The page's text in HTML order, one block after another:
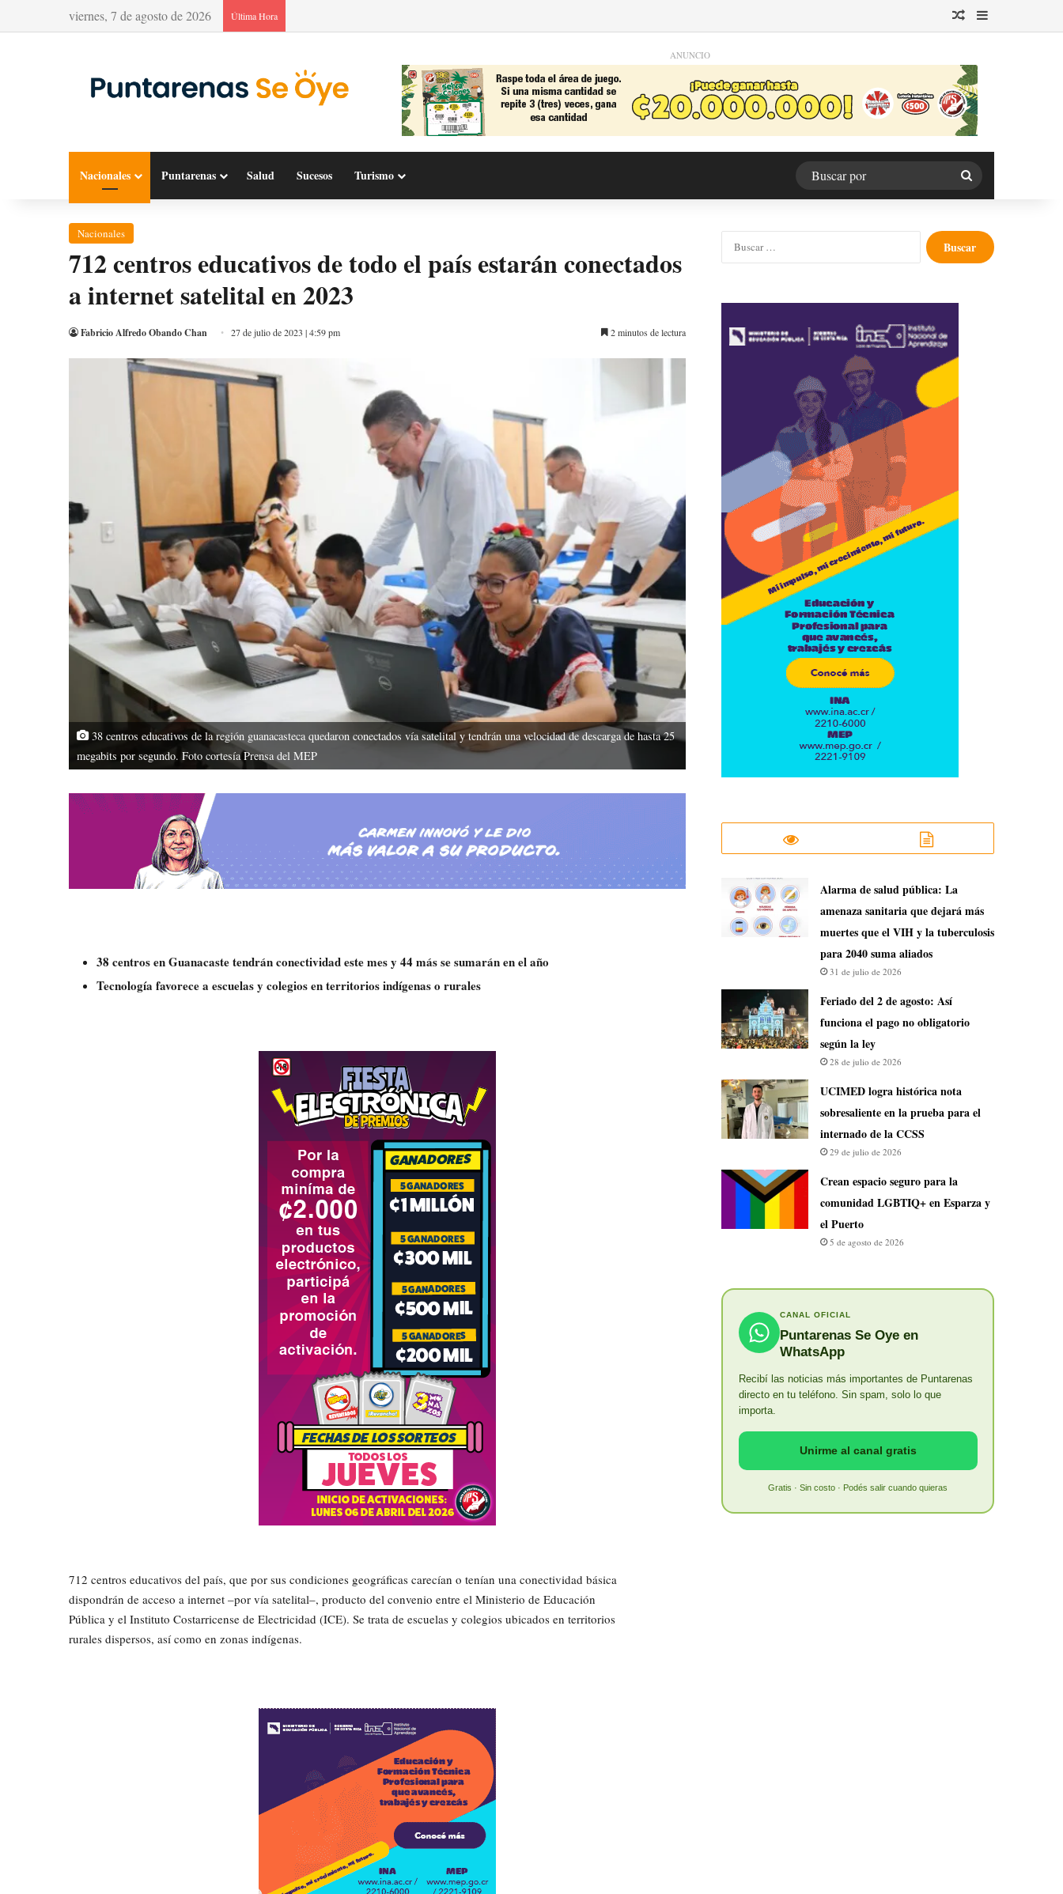
viernes, 7 de agosto de 2026 Última Hora Publicación al azar
Barra lateral
ANUNCIO
Nacionales Puntarenas Salud Sucesos Turismo
Buscar
por
Nacionales
712 centros educativos de todo el país estarán conectados
a internet satelital en 2023
Fabricio Alfredo Obando Chan 27 de julio de 2023 | 4:59 pm 2 minutos de lectura
38 centros educativos de la región guanacasteca quedaron conectados vía satelital y tendrán una velocidad de descarga de hasta 25
megabits por segundo. Foto cortesía Prensa del MEP
38 centros en Guanacaste tendrán conectividad este mes y 44 más se sumarán en el año
Tecnología favorece a escuelas y colegios en territorios indígenas o rurales
712 centros educativos del país, que por sus condiciones geográficas carecían o tenían una conectividad básica
dispondrán de acceso a internet –por vía satelital–, producto del convenio entre el Ministerio de Educación
Pública y el Instituto Costarricense de Electricidad (ICE). Se trata de escuelas y colegios ubicados en territorios
rurales dispersos, así como en zonas indígenas.
Buscar:
​Alarma de salud pública: La
amenaza sanitaria que dejará más
muertes que el VIH y la tuberculosis
para 2040 suma aliados
31 de julio de 2026
Feriado del 2 de agosto: Así
funciona el pago no obligatorio
según la ley
28 de julio de 2026
UCIMED logra histórica nota
sobresaliente en la prueba para el
internado de la CCSS
29 de julio de 2026
Crean espacio seguro para la
comunidad LGBTIQ+ en Esparza y
el Puerto
5 de agosto de 2026
CANAL OFICIAL
Puntarenas Se Oye en
WhatsApp
Recibí las noticias más importantes de Puntarenas
directo en tu teléfono. Sin spam, solo lo que
importa.
Unirme al canal gratis
Gratis · Sin costo · Podés salir cuando quieras